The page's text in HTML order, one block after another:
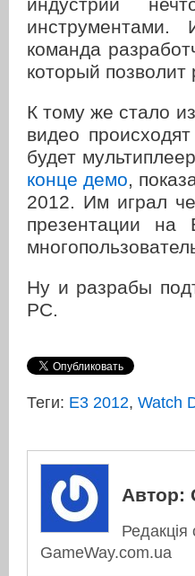
команда
который
К тому же стало
видео
будет
конце демо,
2012. Им играл
презентации на
Ну и разрабы
PC.
Теги: E3 2012, Watch
Автор:
Редакція
GameWay.com.ua